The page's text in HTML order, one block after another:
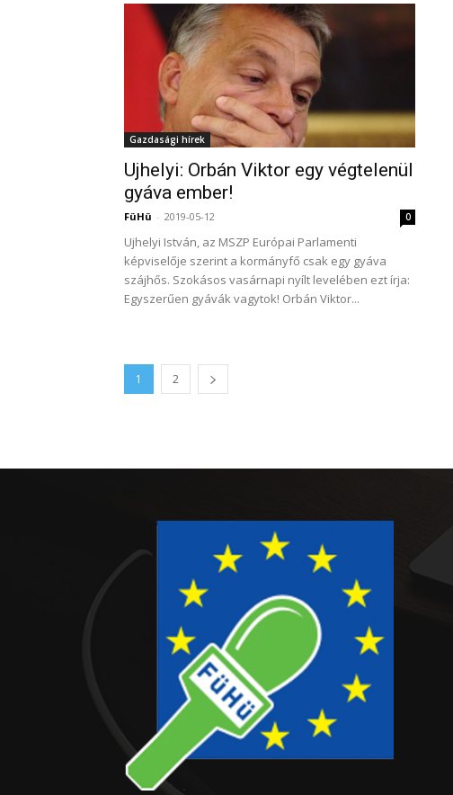
Gazdasági hírek
Ujhelyi: Orbán Viktor egy végtelenül
gyáva ember!
FüHü - 2019-05-12 0
Ujhelyi István, az MSZP Európai Parlamenti
képviselője szerint a kormányfő csak egy gyáva
szájhős. Szokásos vasárnapi nyílt levelében ezt írja:
Egyszerűen gyávák vagytok! Orbán Viktor...
1 2